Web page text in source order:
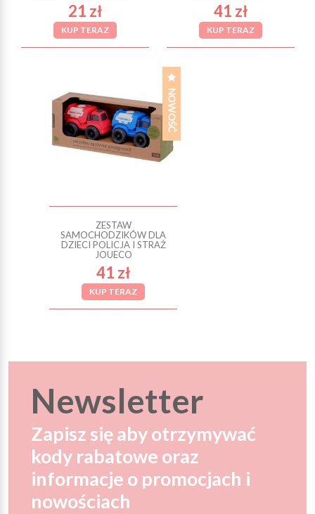
21 zł
KUP TERAZ
41 zł
KUP TERAZ
ZESTAW
SAMOCHODZIKÓW DLA
DZIECI POLICJA I STRAŻ
JOUECO
41 zł
KUP TERAZ
Newsletter
Zapisz się aby otrzymywać
kody rabatowe oraz
informacje o promocjach i
nowościach